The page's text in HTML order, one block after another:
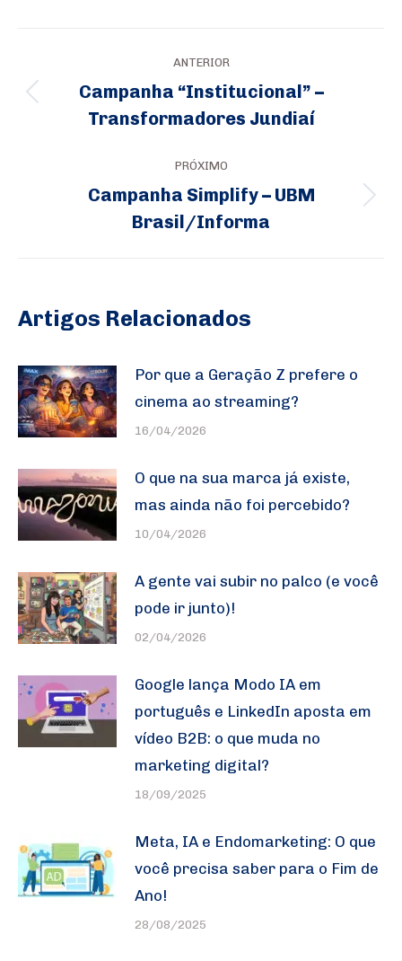
de
post:
ANTERIOR
Campanha “Institucional” –
Transformadores Jundiaí
PRÓXIMO
Próximo
Campanha Simplify – UBM
Brasil/Informa
Artigos Relacionados
Por que a Geração Z prefere o
cinema ao streaming?
16/04/2026
O que na sua marca já existe,
mas ainda não foi percebido?
10/04/2026
A gente vai subir no palco (e você
pode ir junto)!
02/04/2026
Google lança Modo IA em
português e LinkedIn aposta em
vídeo B2B: o que muda no
marketing digital?
18/09/2025
Meta, IA e Endomarketing: O que
você precisa saber para o Fim de
Ano!
28/08/2025